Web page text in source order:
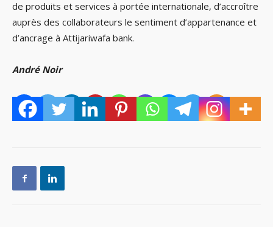
de produits et services à portée internationale, d’accroître
auprès des collaborateurs le sentiment d’appartenance et
d’ancrage à Attijariwafa bank.
André Noir